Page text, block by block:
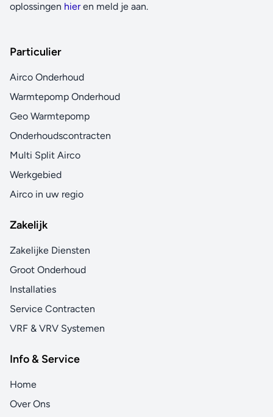
oplossingen hieren meld je aan.
Particulier
Airco Onderhoud
Warmtepomp Onderhoud
Geo Warmtepomp
Onderhoudscontracten
Multi Split Airco
Werkgebied
Airco in uw regio
Zakelijk
Zakelijke Diensten
Groot Onderhoud
Installaties
Service Contracten
VRF & VRV Systemen
Info & Service
Home
Over Ons